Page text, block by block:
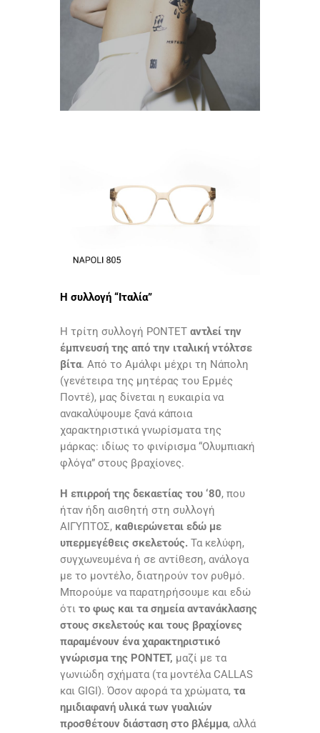
Η συλλογή “Ιταλία”
Η τρίτη συλλογή PONTET αντλεί την
έμπνευσή της από την ιταλική ντόλτσε
βίτα. Από το Αμάλφι μέχρι τη Νάπολη
(γενέτειρα της μητέρας του Ερμές
Ποντέ), μας δίνεται η ευκαιρία να
ανακαλύψουμε ξανά κάποια
χαρακτηριστικά γνωρίσματα της
μάρκας: ιδίως το φινίρισμα “Ολυμπιακή
φλόγα” στους βραχίονες.
Η επιρροή της δεκαετίας του ‘80, που
ήταν ήδη αισθητή στη συλλογή
ΑΙΓΥΠΤΟΣ, καθιερώνεται εδώ με
υπερμεγέθεις σκελετούς. Τα κελύφη,
συγχωνευμένα ή σε αντίθεση, ανάλογα
με το μοντέλο, διατηρούν τον ρυθμό.
Μπορούμε να παρατηρήσουμε και εδώ
ότι το φως και τα σημεία αντανάκλασης
στους σκελετούς και τους βραχίονες
παραμένουν ένα χαρακτηριστικό
γνώρισμα της PONTET, μαζί με τα
γωνιώδη σχήματα (τα μοντέλα CALLAS
και GIGI). Όσον αφορά τα χρώματα, τα
ημιδιαφανή υλικά των γυαλιών
προσθέτουν διάσταση στο βλέμμα, αλλά